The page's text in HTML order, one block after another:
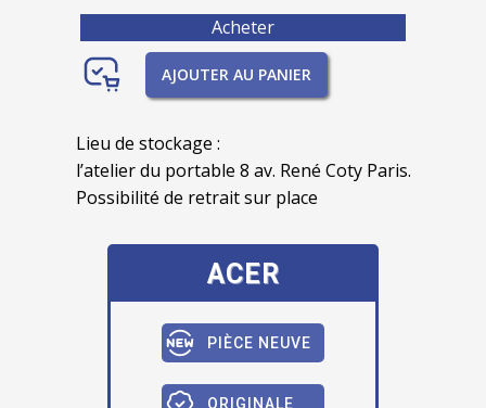
Acheter
AJOUTER AU PANIER
Lieu de stockage :
l’atelier du portable 8 av. René Coty Paris.
Possibilité de retrait sur place
ACER
PIÈCE NEUVE
ORIGINALE